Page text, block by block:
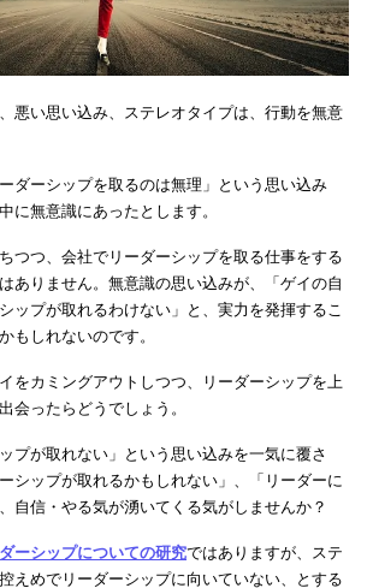
悪い思い込み、ステレオタイプは、行動を無意
ダーシップを取るのは無理」という思い込み
に無意識にあったとします。
つつ、会社でリーダーシップを取る仕事をする
ありません。無意識の思い込みが、「ゲイの自
ップが取れるわけない」と、実力を発揮するこ
もしれないのです。
をカミングアウトしつつ、リーダーシップを上
会ったらどうでしょう。
プが取れない」という思い込みを一気に覆さ
シップが取れるかもしれない」、「リーダーに
自信・やる気が湧いてくる気がしませんか？
ーシップについての研究ではありますが、ステ
えめでリーダーシップに向いていない、とする